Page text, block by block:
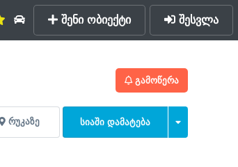
შენი ობიექტი შესვლა
ᲒᲐᲛᲝᲬᲔᲠᲐ
ᲠᲣᲙᲐᲖᲔ ᲡᲘᲐᲨᲘ ᲓᲐᲛᲐᲢᲔᲑᲐ